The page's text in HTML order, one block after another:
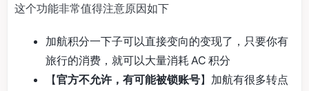
这个功能非常值得注意原因如下
加航积分一下子可以直接变向的变现了，只要你有
旅行的消费，就可以大量消耗 AC 积分
【官方不允许，有可能被锁账号】加航有很多转点